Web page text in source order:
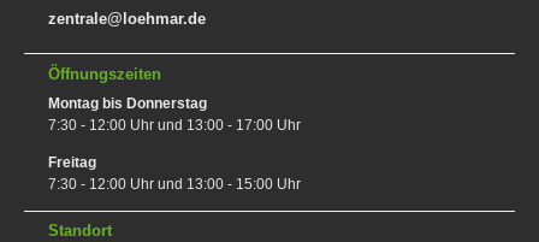
zentrale@loehmar.de
Öffnungszeiten
Montag bis Donnerstag
7:30 - 12:00 Uhr und 13:00 - 17:00 Uhr
Freitag
7:30 - 12:00 Uhr und 13:00 - 15:00 Uhr
Standort